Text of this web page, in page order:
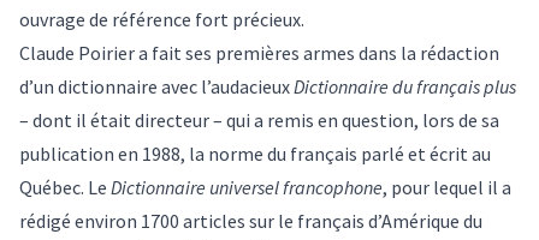
ouvrage de référence fort précieux.
Claude Poirier a fait ses premières armes dans la rédaction
d’un dictionnaire avec l’audacieuxDictionnaire du français plus
– dont il était directeur – qui a remis en question, lors de sa
publication en 1988, la norme du français parlé et écrit au
Québec. Le Dictionnaire universel francophone, pour lequel il a
rédigé environ 1700 articles sur le français d’Amérique du